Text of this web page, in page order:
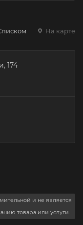
На карте
174
и не является
товара или услуги.